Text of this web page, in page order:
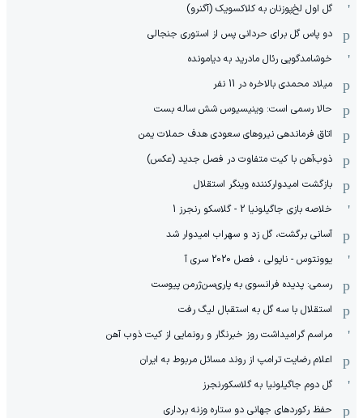
گل اول لخ‌پوزنان به کلاکسویک (آگنرو)
دو پاس گل برای حردانی پس از استوری جنجالی
خوشامدگویی رئال مادرید به دیامونده
میلاد محمدی بالاخره در 11 نفر
حالا رسمی است: وینیسیوس شش ساله بست
اتاق فرماندهی نیروهای سعودی هدف حملات یمن
ذوب‌آهن با کیت متفاوت در فصل جدید (عکس)
بازگشت امیدوارکننده وینگر استقلال
خلاصه بازی جاگیلونیا 2 - گلاسکو رنجرز 1
آسانی برگشت، گل زد و سهراب امیدوار شد
یوونتوس - ناپولی ، فصل 2020 سری آ
رسمی: پدیده فرانسوی به پاری‌سن‌ژرمن پیوست
استقلال با سه گل به استقبال لیگ رفت
مراسم گرامیداشت روز خبرنگار و رونمایی از کیت ذوب آهن
اعلام رضایت ترامپ از روند مسائل مربوط به ایران
گل دوم جاگیلونیا به گلاسکورنجرز
حفظ رکوردهای جهانی دو ستاره وزنه برداری